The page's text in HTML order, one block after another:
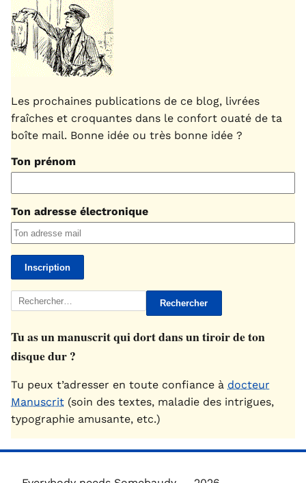
Les prochaines publications de ce blog, livrées
fraîches et croquantes dans le confort ouaté de ta
boîte mail. Bonne idée ou très bonne idée ?
Ton prénom
Ton adresse électronique
Rechercher :
Tu as un manuscrit qui dort dans un tiroir de ton
disque dur ?
Tu peux t’adresser en toute confiance à docteur
Manuscrit (soin des textes, maladie des intrigues,
typographie amusante, etc.)